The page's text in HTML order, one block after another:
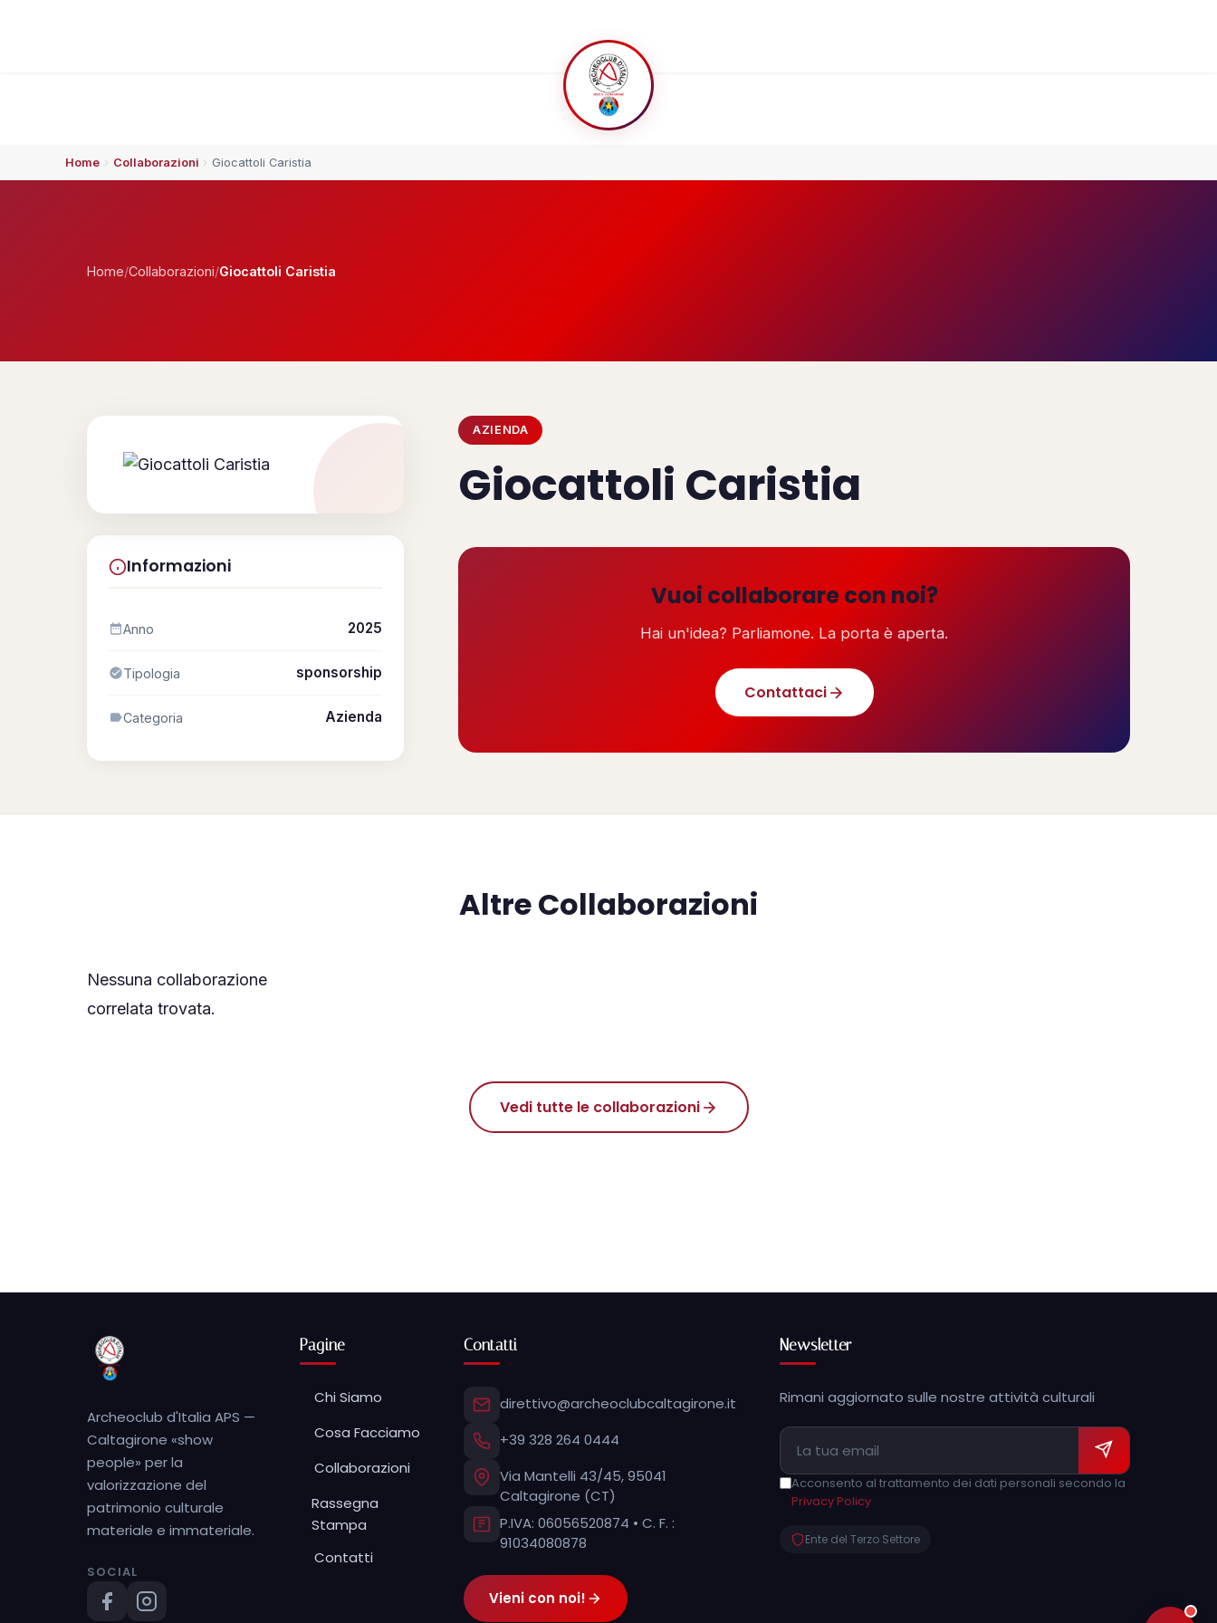
ESPLORA
👥 Chi siamo
🎓 Formazione
🤝 Complici
❤️ Sostienici
Home › Collaborazioni › Giocattoli Caristia
Home/Collaborazioni/Giocattoli Caristia
Informazioni
Anno 2025
Tipologia sponsorship
Categoria Azienda
AZIENDA
Giocattoli Caristia
Vuoi collaborare con noi?
Hai un'idea? Parliamone. La porta è aperta.
Contattaci
Altre Collaborazioni
Nessuna collaborazione
correlata trovata.
Vedi tutte le collaborazioni
Archeoclub d'Italia APS —
Caltagirone «show
people» per la
valorizzazione del
patrimonio culturale
materiale e immateriale.
SOCIAL
Pagine
Chi Siamo
Cosa Facciamo
Collaborazioni
Rassegna
Stampa
Contatti
Contatti
direttivo@archeoclubcaltagirone.it
+39 328 264 0444
Via Mantelli 43/45, 95041
Caltagirone (CT)
P.IVA: 06056520874 • C. F. :
91034080878
Vieni con noi!
Newsletter
Rimani aggiornato sulle nostre attività culturali
Acconsento al trattamento dei dati personali secondo la
Privacy Policy
Ente del Terzo Settore